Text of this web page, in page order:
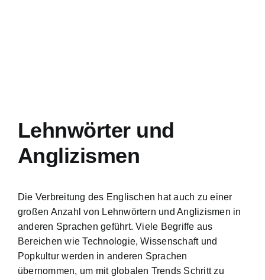
Lehnwörter und
Anglizismen
Die Verbreitung des Englischen hat auch zu einer
großen Anzahl von Lehnwörtern und Anglizismen in
anderen Sprachen geführt. Viele Begriffe aus
Bereichen wie Technologie, Wissenschaft und
Popkultur werden in anderen Sprachen
übernommen, um mit globalen Trends Schritt zu